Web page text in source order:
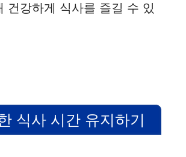
건강하게 식사를 즐길 수 있
식사 시간 유지하기